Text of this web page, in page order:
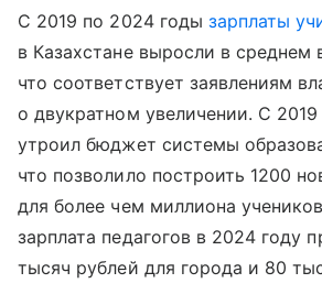
С 2019 по 2024 годы зарплаты
в Казахстане выросли в среднем
что соответствует заявлениям
о двукратном увеличении. С 2019
утроил бюджет системы
что позволило построить 1200
для более чем миллиона
зарплата педагогов в 2024 году
тысяч рублей для города и 80